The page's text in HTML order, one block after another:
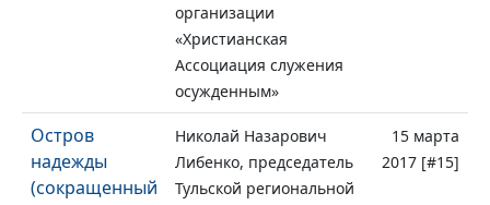
организации
«Христианская
Ассоциация служения
осужденным»
Остров
надежды
(сокращенный
Николай Назарович
Либенко, председатель
Тульской региональной
15 марта
2017 [#15]